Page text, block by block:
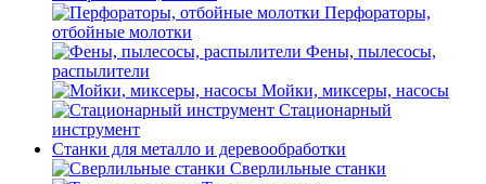
Перфораторы,
отбойные молотки
Фены, пылесосы,
распылители
Мойки, миксеры, насосы
Стационарный
инструмент
Станки для металло и деревообработки
Сверлильные станки